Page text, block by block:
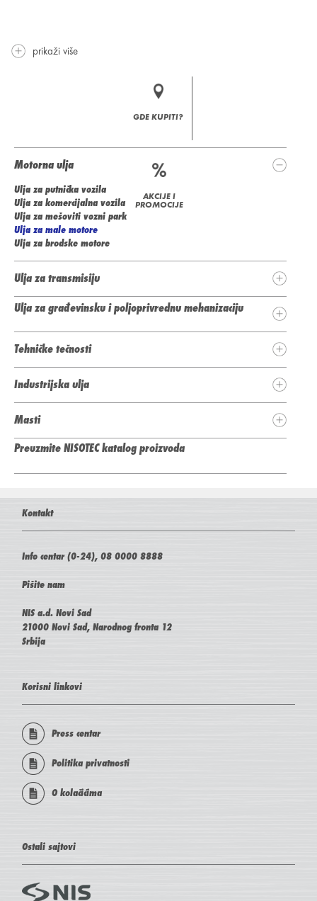
prikaži više
GDE KUPITI?
AKCIJE I
PROMOCIJE
Motorna ulja
Ulja za putnička vozila
Ulja za komercijalna vozila
Ulja za mešoviti vozni park
Ulja za male motore
Ulja za brodske motore
Ulja za transmisiju
Ulja za građevinsku i poljoprivrednu mehanizaciju
Tehničke tečnosti
Industrijska ulja
Masti
Preuzmite NISOTEC katalog proizvoda
Kontakt
Info centar (0-24), 08 0000 8888
Pišite nam
NIS a.d. Novi Sad
21000 Novi Sad, Narodnog fronta 12
Srbija
Korisni linkovi
Press centar
Politika privatnosti
O kolačićima
Ostali sajtovi